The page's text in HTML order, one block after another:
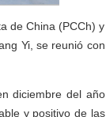
de China (PCCh) y
Yi, se reunió con
diciembre del año
y positivo de las